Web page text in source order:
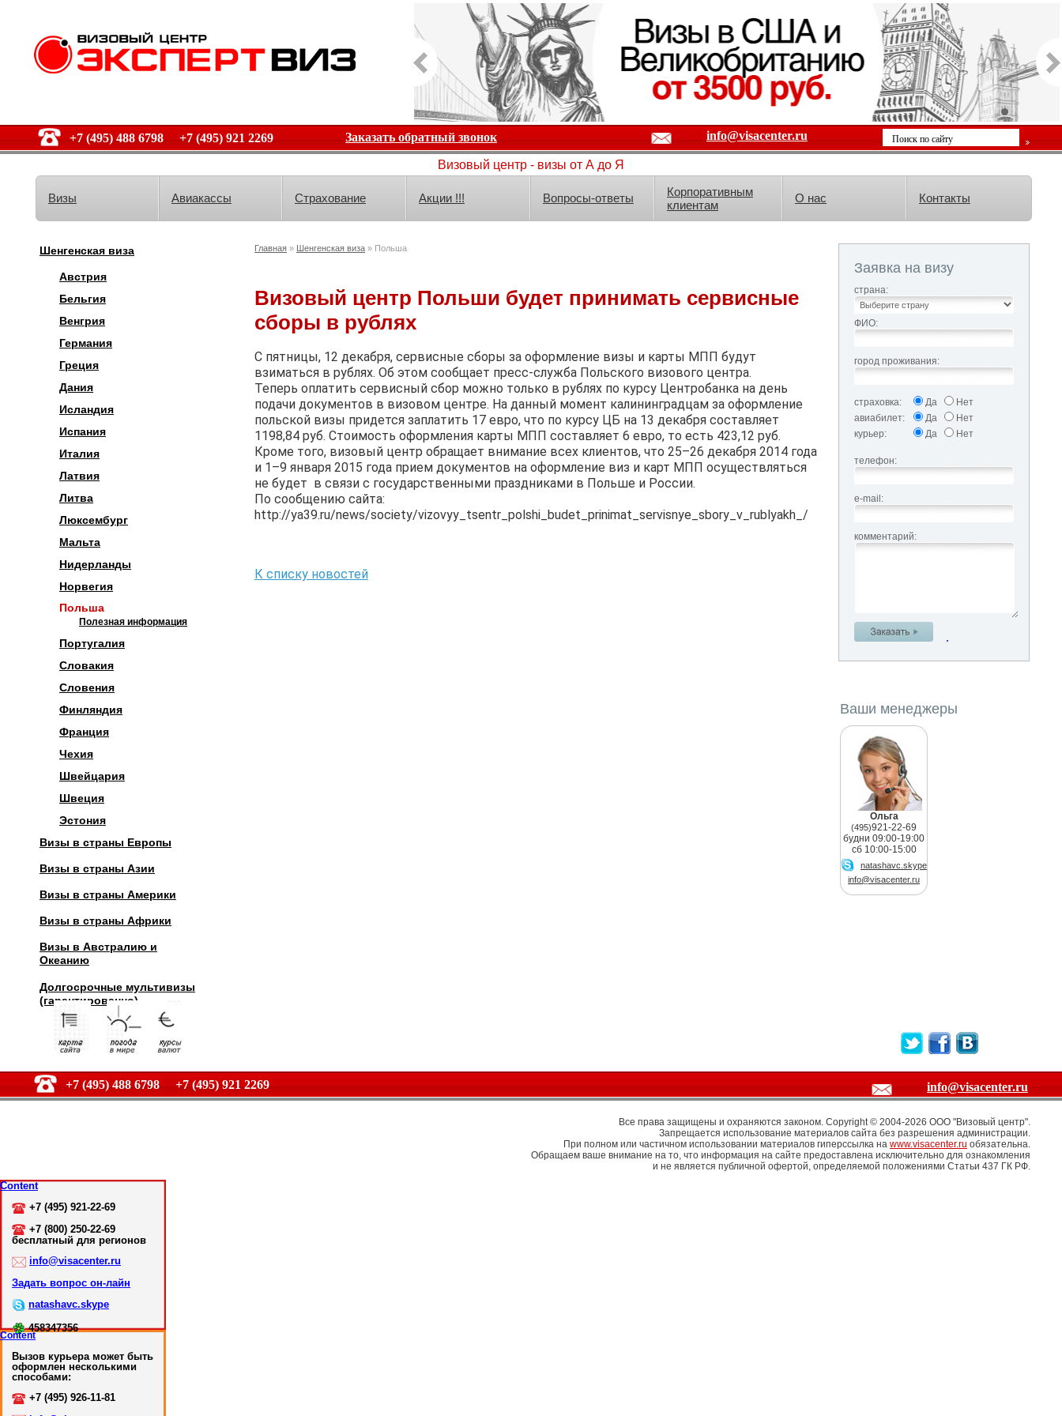
+7 (495) 488 6798 +7 (495) 921 2269 Заказать обратный звонок info@visacenter.ru
Визовый центр - визы от А до Я
Визы Авиакассы Страхование Акции !!! Вопросы-ответы
Корпоративным
клиентам
О нас Контакты
Шенгенская виза
Австрия
Бельгия
Венгрия
Германия
Греция
Дания
Исландия
Испания
Италия
Латвия
Литва
Люксембург
Мальта
Нидерланды
Норвегия
Польша
Полезная информация
Португалия
Словакия
Словения
Финляндия
Франция
Чехия
Швейцария
Швеция
Эстония
Визы в страны Европы
Визы в страны Азии
Визы в страны Америки
Визы в страны Африки
Визы в Австралию и
Океанию
Долгосрочные мультивизы
(гарантированно)
Главная » Шенгенская виза » Польша
Визовый центр Польши будет принимать сервисные
сборы в рублях
С пятницы, 12 декабря, сервисные сборы за оформление визы и карты МПП будут
взиматься в рублях. Об этом сообщает пресс-служба Польского визового центра.
Теперь оплатить сервисный сбор можно только в рублях по курсу Центробанка на день
подачи документов в визовом центре. На данный момент калининградцам за оформление
польской визы придется заплатить 17 евро, что по курсу ЦБ на 13 декабря составляет
1198,84 руб. Стоимость оформления карты МПП составляет 6 евро, то есть 423,12 руб.
Кроме того, визовый центр обращает внимание всех клиентов, что 25–26 декабря 2014 года
и 1–9 января 2015 года прием документов на оформление виз и карт МПП осуществляться
не будет в связи с государственными праздниками в Польше и России.
По сообщению сайта:
http://ya39.ru/news/society/vizovyy_tsentr_polshi_budet_prinimat_servisnye_sbory_v_rublyakh_/
К списку новостей
Заявка на визу
страна:
ФИО:
город проживания:
страховка: Да
Нет
авиабилет:
Да
Нет
курьер:
Да Нет
телефон:
e-mail:
комментарий:
.
Ваши менеджеры
Ольга
(495)921-22-69
будни 09:00-19:00
сб 10:00-15:00
natashavc.skype
info@visacenter.ru
+7 (495) 488 6798 +7 (495) 921 2269 info@visacenter.ru
Все права защищены и охраняются законом. Copyright © 2004-2026 OOO "Визовый центр".
Запрещается использование материалов сайта без разрешения администрации.
При полном или частичном использовании материалов гиперссылка на www.visacenter.ru обязательна.
Обращаем ваше внимание на то, что информация на сайте предоставлена исключительно для ознакомления
и не является публичной офертой, определяемой положениями Статьи 437 ГК РФ.
Content
+7 (495) 921-22-69
+7 (800) 250-22-69
бесплатный для регионов
info@visacenter.ru
Задать вопрос он-лайн
natashavc.skype
458347356
Content
Вызов курьера может быть
оформлен несколькими
способами:
+7 (495) 926-11-81